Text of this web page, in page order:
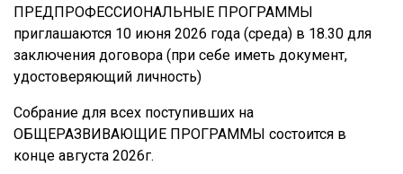
ПРЕДПРОФЕССИОНАЛЬНЫЕ ПРОГРАММЫ
приглашаются 10 июня 2026 года (среда) в 18.30 для
заключения договора (при себе иметь документ,
удостоверяющий личность)
Собрание для всех поступивших на
ОБЩЕРАЗВИВАЮЩИЕ ПРОГРАММЫ состоится в
конце августа 2026г.